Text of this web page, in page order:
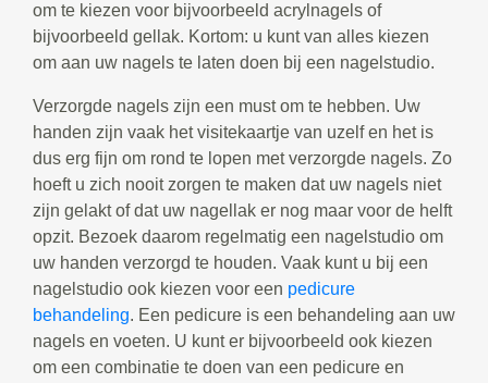
om te kiezen voor bijvoorbeeld acrylnagels of
bijvoorbeeld gellak. Kortom: u kunt van alles kiezen
om aan uw nagels te laten doen bij een nagelstudio.
Verzorgde nagels zijn een must om te hebben. Uw
handen zijn vaak het visitekaartje van uzelf en het is
dus erg fijn om rond te lopen met verzorgde nagels. Zo
hoeft u zich nooit zorgen te maken dat uw nagels niet
zijn gelakt of dat uw nagellak er nog maar voor de helft
opzit. Bezoek daarom regelmatig een nagelstudio om
uw handen verzorgd te houden. Vaak kunt u bij een
nagelstudio ook kiezen voor een pedicure
behandeling. Een pedicure is een behandeling aan uw
nagels en voeten. U kunt er bijvoorbeeld ook kiezen
om een combinatie te doen van een pedicure en